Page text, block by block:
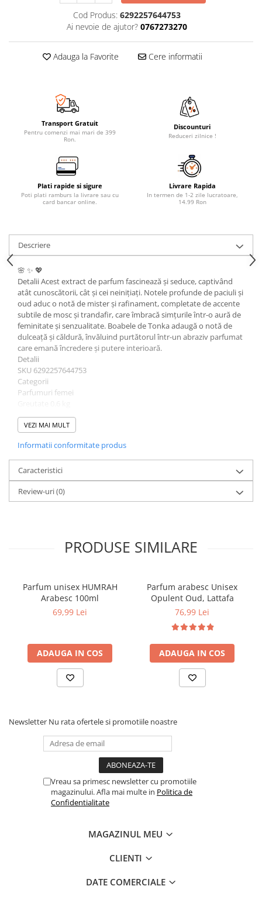
Cod Produs: 6292257644753
Ai nevoie de ajutor? 0767273270
Adauga la Favorite Cere informatii
Transport Gratuit
Pentru comenzi mai mari de 399
Ron.
Discounturi
Reduceri zilnice !
Plati rapide si sigure
Poti plati ramburs la livrare sau cu
card bancar online.
Livrare Rapida
In termen de 1-2 zile lucratoare,
14.99 Ron
Descriere
🌸 ✨ 💖
Detalii Acest extract de parfum fascinează și seduce, captivând
atât cunoscătorii, cât și cei neinițiați. Notele profunde de paciuli și
oud aduc o notă de mister și rafinament, completate de accente
subtile de mosc și trandafir, care îmbracă simțurile într-o aură de
feminitate și senzualitate. Boabele de Tonka adaugă o notă de
dulceață și căldură, învăluind purtătorul într-un abraziv parfumat
care emană încredere și putere interioară.
Detalii
SKU 6292257644753
Categorii
Parfumuri femei
Brand
Adyan
VEZI MAI MULT
Informatii conformitate produs
Caracteristici
Review-uri(0)
PRODUSE SIMILARE
Parfum unisex HUMRAH
Arabesc 100ml
69,99 Lei
ADAUGA IN COS
Parfum arabesc Unisex
Opulent Oud, Lattafa
76,99 Lei
ADAUGA IN COS
Newsletter Nu rata ofertele si promotiile noastre
Vreau sa primesc newsletter cu promotiile
magazinului. Afla mai multe in Politica de
Confidentialitate
MAGAZINUL MEU
CLIENTI
DATE COMERCIALE